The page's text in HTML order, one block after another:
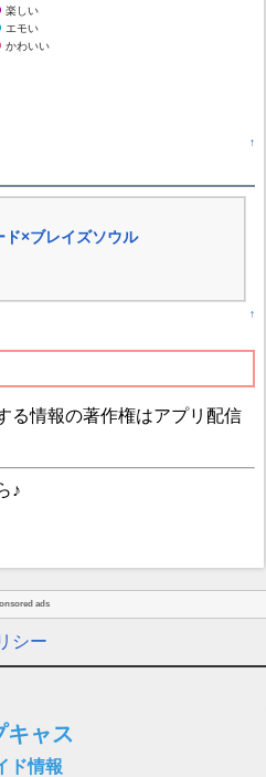
楽しい
エモい
かわいい
↑
ド×ブレイズソウル
↑
る情報の著作権はアプリ配信
♪
ads
シー
キャス
ド情報